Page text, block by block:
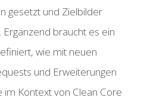
gesetzt und Zielbilder
braucht es ein
wie mit neuen
und Erweiterungen
im Kontext von Clean Core